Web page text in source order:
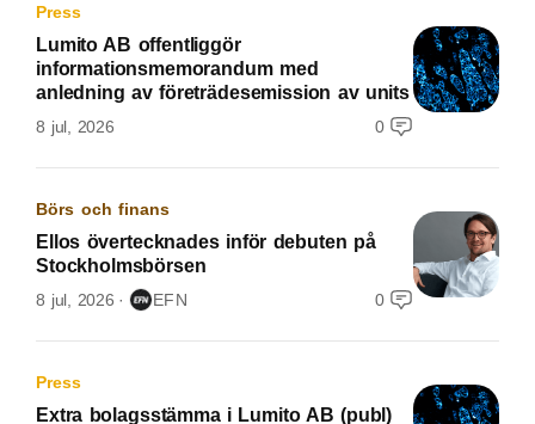
Press
Lumito AB offentliggör
informationsmemorandum med
anledning av företrädesemission av units
8 jul, 2026 0
Börs och finans
Ellos övertecknades inför debuten på
Stockholmsbörsen
8 jul, 2026 EFN 0
Press
Extra bolagsstämma i Lumito AB (publ)